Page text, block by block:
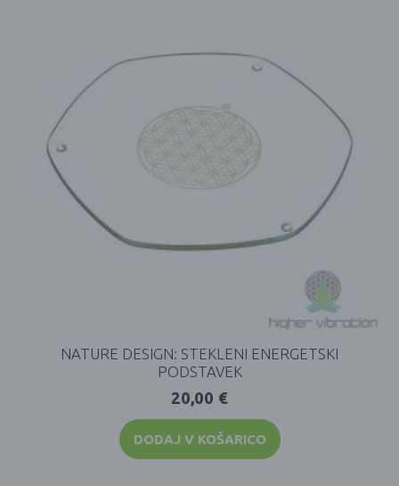
NATURE DESIGN: STEKLENI ENERGETSKI
PODSTAVEK
20,00 €
DODAJ V KOŠARICO